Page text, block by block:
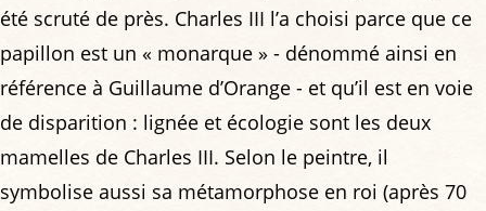
été scruté de près. Charles III l’a choisi parce que ce
papillon est un « monarque » - dénommé ainsi en
référence à Guillaume d’Orange - et qu’il est en voie
de disparition : lignée et écologie sont les deux
mamelles de Charles III. Selon le peintre, il
symbolise aussi sa métamorphose en roi (après 70